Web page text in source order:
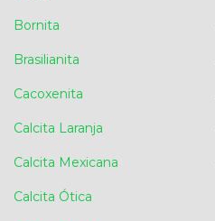
Bornita
Brasilianita
Cacoxenita
Calcita Laranja
Calcita Mexicana
Calcita Ótica